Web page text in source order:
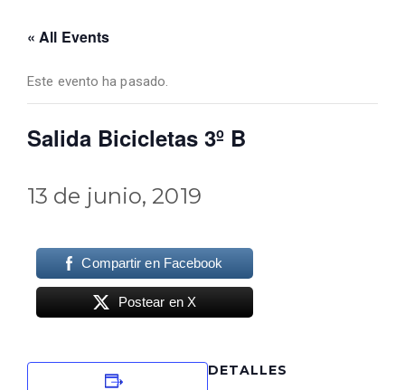
« All Events
Este evento ha pasado.
Salida Bicicletas 3º B
13 de junio, 2019
Compartir en Facebook
Postear en X
DETALLES